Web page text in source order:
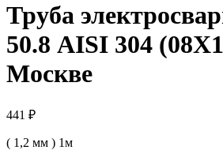
Труба
50.8 AISI 304
Москве
441 ₽
( 1,2 мм ) 1м